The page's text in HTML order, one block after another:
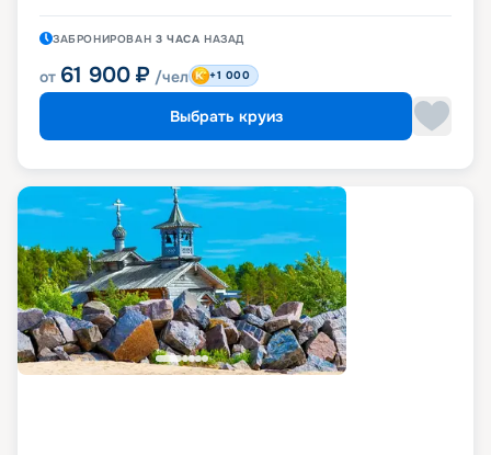
ЗАБРОНИРОВАН 3 ЧАСА НАЗАД
от 61 900 ₽ /чел +1 000
Выбрать круиз